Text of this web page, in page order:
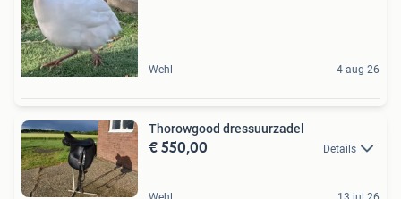
Wehl 4 aug 26
Thorowgood dressuurzadel
€ 550,00 Details